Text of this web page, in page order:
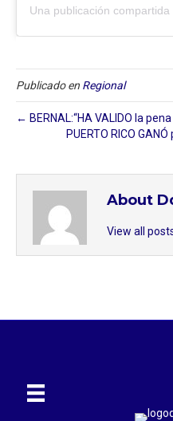
Publicado en Regional
← BERNAL:“HA VALIDO la
PUERTO RICO
About
View all